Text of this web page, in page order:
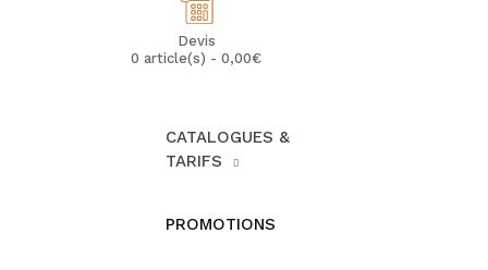
Devis
0 article(s) - 0,00€
CATALOGUES &
TARIFS
PROMOTIONS